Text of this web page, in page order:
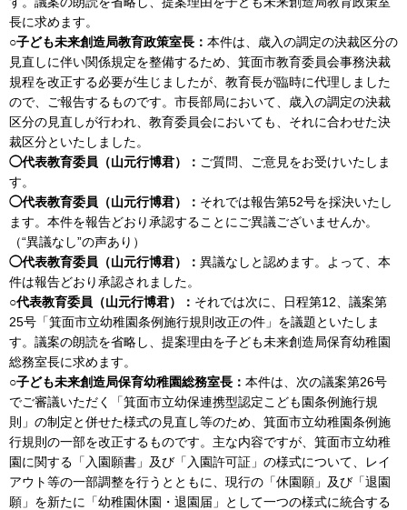
長に求めます。
○子ども未来創造局教育政策室長： 本件は、歳入の調定の決裁区分の
見直しに伴い関係規定を整備するため、箕面市教育委員会事務決裁
規程を改正する必要が生じましたが、教育長が臨時に代理しました
ので、ご報告するものです。市長部局において、歳入の調定の決裁
区分の見直しが行われ、教育委員会においても、それに合わせた決
裁区分といたしました。
◯代表教育委員（山元行博君）： ご質問、ご意見をお受けいたしま
す。
◯代表教育委員（山元行博君）： それでは報告第52号を採決いたし
ます。本件を報告どおり承認することにご異議ございませんか。
（“異議なし”の声あり）
◯代表教育委員（山元行博君）： 異議なしと認めます。よって、本
件は報告どおり承認されました。
○代表教育委員（山元行博君）： それでは次に、日程第12、議案第
25号「箕面市立幼稚園条例施行規則改正の件」を議題といたしま
す。議案の朗読を省略し、提案理由を子ども未来創造局保育幼稚園
総務室長に求めます。
○子ども未来創造局保育幼稚園総務室長： 本件は、次の議案第26号
でご審議いただく「箕面市立幼保連携型認定こども園条例施行規
則」の制定と併せた様式の見直し等のため、箕面市立幼稚園条例施
行規則の一部を改正するものです。主な内容ですが、箕面市立幼稚
園に関する「入園願書」及び「入園許可証」の様式について、レイ
アウト等の一部調整を行うとともに、現行の「休園願」及び「退園
願」を新たに「幼稚園休園・退園届」として一つの様式に統合する